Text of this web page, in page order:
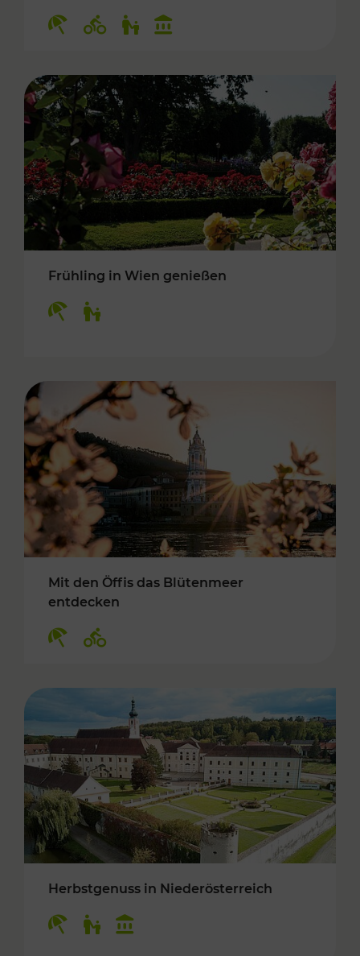
Frühling in Wien genießen
Mit den Öffis das Blütenmeer
entdecken
Herbstgenuss in Niederösterreich